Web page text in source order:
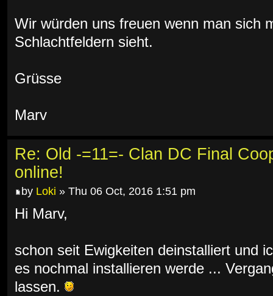
Wir würden uns freuen wenn man sich
Schlachtfeldern sieht.
Grüsse
Marv
Re: Old -=11=- Clan DC Final
online!
by Loki » Thu 06 Oct, 2016 1:51 pm
Hi Marv,
schon seit Ewigkeiten deinstalliert und
es nochmal installieren werde ...
lassen.